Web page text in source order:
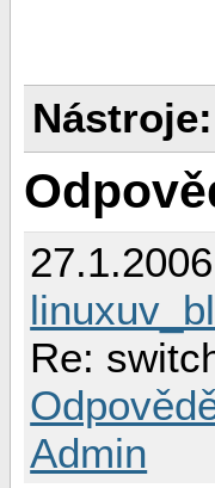
Nástroje:
Re:
Admin